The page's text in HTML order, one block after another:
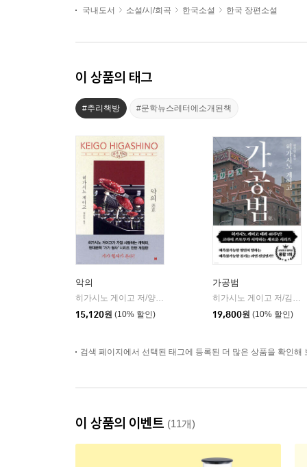
국내도서 소설/시/희곡 한국소설 한국 장편소설
이 상품의 태그
#추리책방 #문학뉴스레터에소개된책
악의
히가시노 게이고 저/양윤옥 역
현대문학
15,120원 (10% 할인)
가공범
히가시노 게이고 저/김선영 역
19,800원 (10% 할인)
검색 페이지에서 선택된 태그에 등록된 더 많은 상품을 확인해
이 상품의 이벤트 (11개)